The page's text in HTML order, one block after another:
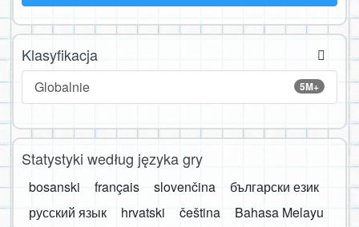
Klasyfikacja
5M+
Globalnie
Statystyki według języka gry
bosanski français slovenčina
български език
русский язык
hrvatski čeština
Bahasa Melayu